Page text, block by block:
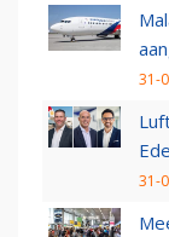
31-
31-